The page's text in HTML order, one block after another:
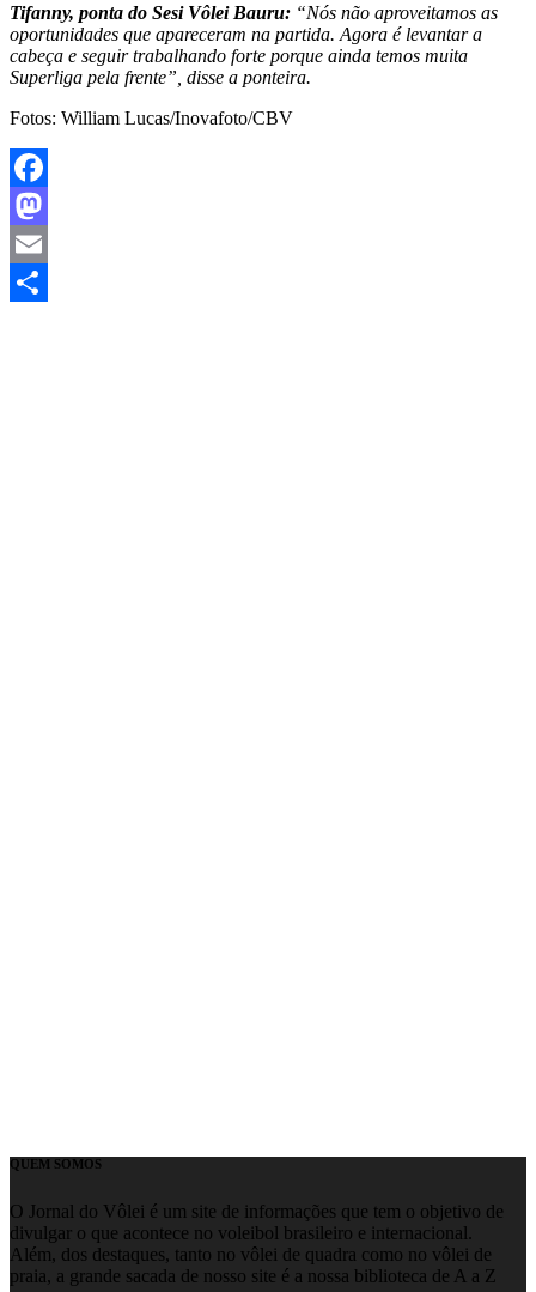
Tifanny, ponta do Sesi Vôlei Bauru: “Nós não aproveitamos as
oportunidades que apareceram na partida. Agora é levantar a
cabeça e seguir trabalhando forte porque ainda temos muita
Superliga pela frente”, disse a ponteira.
Fotos: William Lucas/Inovafoto/CBV
Facebook
Mastodon
Email
QUEM SOMOS
O Jornal do Vôlei é um site de informações que tem o objetivo de
divulgar o que acontece no voleibol brasileiro e internacional.
Além, dos destaques, tanto no vôlei de quadra como no vôlei de
praia, a grande sacada de nosso site é a nossa biblioteca de A a Z